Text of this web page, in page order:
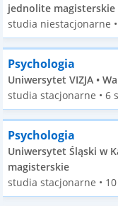
jednolite magisterskie
studia niestacjonarne
Psychologia
Uniwersytet VIZJA •
studia stacjonarne • 6
Psychologia
Uniwersytet Śląski w
magisterskie
studia stacjonarne •